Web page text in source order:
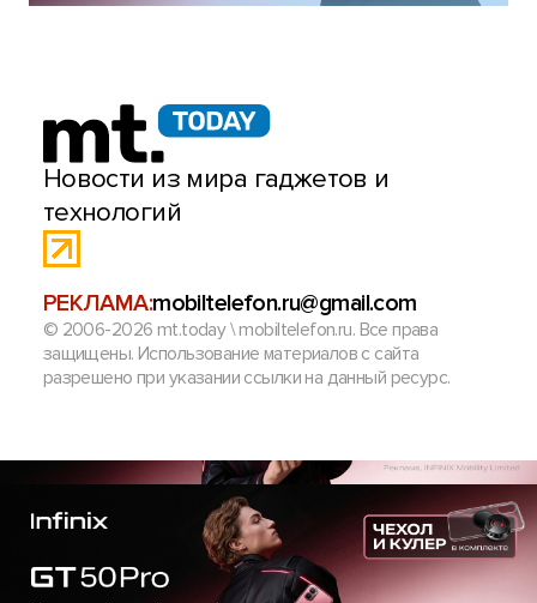
Новости из мира гаджетов и
технологий
РЕКЛАМА:mobiltelefon.ru@gmail.com
© 2006-2026 mt.today \ mobiltelefon.ru. Все права
защищены. Использование материалов с сайта
разрешено при указании ссылки на данный ресурс.